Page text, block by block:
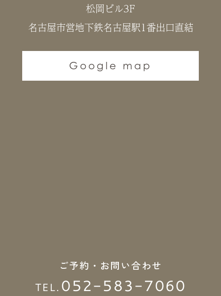
松岡ビル3F
名古屋市営地下鉄名古屋駅1番出口直結
Google map
ご予約・お問い合わせ
TEL. 052-583-7060